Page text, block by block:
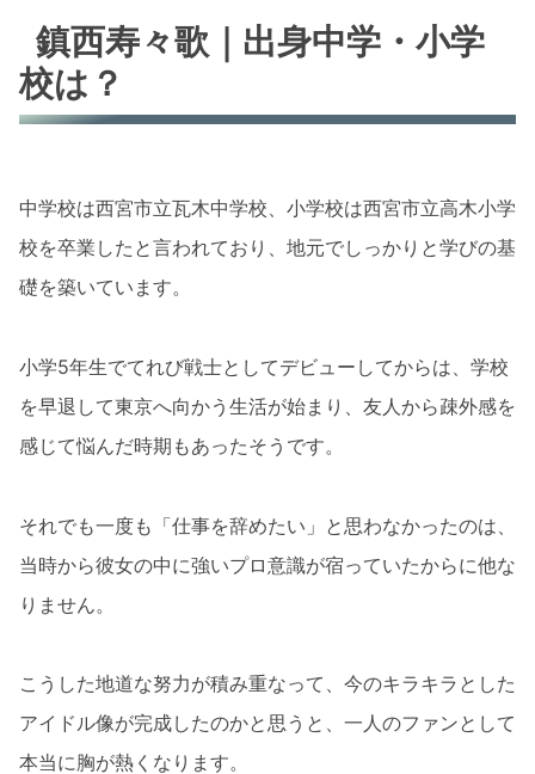
鎮西寿々歌｜出身中学・小学
校は？
中学校は西宮市立瓦木中学校、小学校は西宮市立高木小学
校を卒業したと言われており、地元でしっかりと学びの基
礎を築いています。
小学5年生でてれび戦士としてデビューしてからは、学校
を早退して東京へ向かう生活が始まり、友人から疎外感を
感じて悩んだ時期もあったそうです。
それでも一度も「仕事を辞めたい」と思わなかったのは、
当時から彼女の中に強いプロ意識が宿っていたからに他な
りません。
こうした地道な努力が積み重なって、今のキラキラとした
アイドル像が完成したのかと思うと、一人のファンとして
本当に胸が熱くなります。